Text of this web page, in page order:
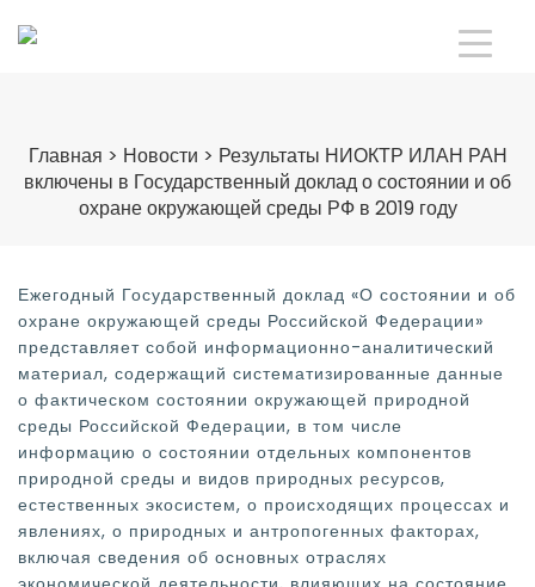
Главная > Новости > Результаты НИОКТР ИЛАН РАН
включены в Государственный доклад о состоянии и об
охране окружающей среды РФ в 2019 году
Ежегодный Государственный доклад «О состоянии и об
охране окружающей среды Российской Федерации»
представляет собой информационно-аналитический
материал, содержащий систематизированные данные
о фактическом состоянии окружающей природной
среды Российской Федерации, в том числе
информацию о состоянии отдельных компонентов
природной среды и видов природных ресурсов,
естественных экосистем, о происходящих процессах и
явлениях, о природных и антропогенных факторах,
включая сведения об основных отраслях